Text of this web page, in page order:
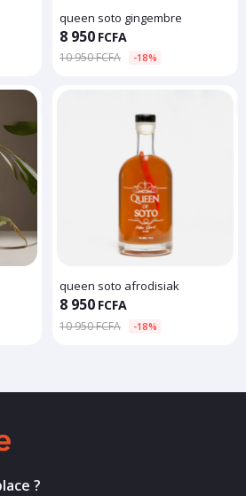
queen soto gingembre
8 950 FCFA
10 950 FCFA -18%
queen soto afrodisiak
8 950 FCFA
10 950 FCFA -18%
?